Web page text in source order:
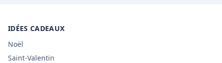
IDÉES CADEAUX
Noël
Saint-Valentin